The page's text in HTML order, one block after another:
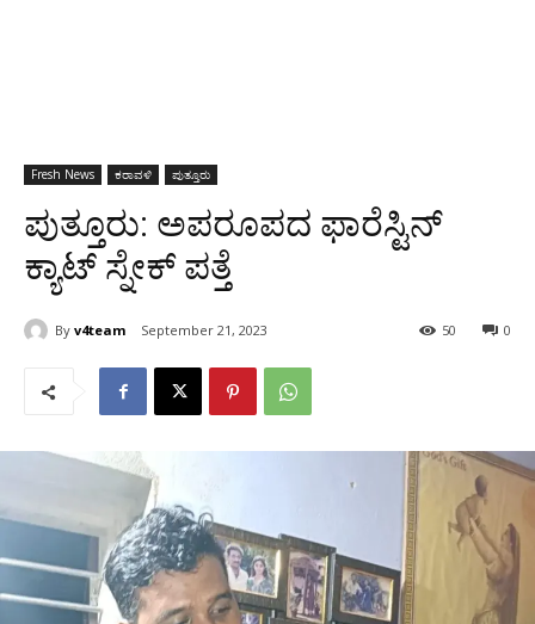
Fresh News ಕರಾವಳಿ ಪುತ್ತೂರು
ಪುತ್ತೂರು: ಅಪರೂಪದ ಫಾರೆಸ್ಟಿನ್
ಕ್ಯಾಟ್ ಸ್ನೇಕ್ ಪತ್ತೆ
By v4team September 21, 2023 0
50